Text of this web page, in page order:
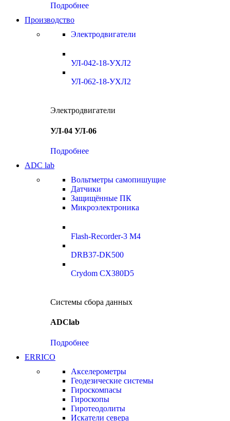
Подробнее
Производство
Электродвигатели
УЛ-042-18-УХЛ2
УЛ-062-18-УХЛ2
Электродвигатели
УЛ-04 УЛ-06
Подробнее
ADC lab
Вольтметры самопишущие
Датчики
Защищённые ПК
Микроэлектроника
Flash-Recorder-3 М4
DRB37-DK500
Crydom CX380D5
Системы сбора данных
ADClab
Подробнее
ERRICO
Акселерометры
Геодезические системы
Гироскомпасы
Гироскопы
Гиротеодолиты
Искатели севера